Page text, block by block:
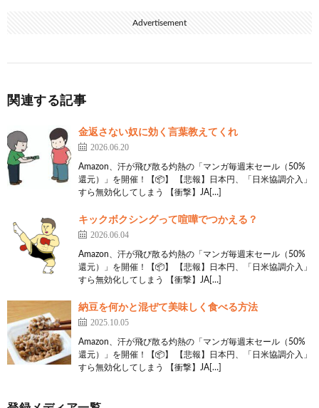
Advertisement
関連する記事
金返さない奴に効く言葉教えてくれ
2026.06.20
Amazon、汗が飛び散る灼熱の「マンガ毎週末セール（50%
還元）」を開催！【📦】 【悲報】日本円、「日米協調介入」
すら無効化してしまう 【衝撃】JA[…]
キックボクシングって喧嘩でつかえる？
2026.06.04
Amazon、汗が飛び散る灼熱の「マンガ毎週末セール（50%
還元）」を開催！【📦】 【悲報】日本円、「日米協調介入」
すら無効化してしまう 【衝撃】JA[…]
納豆を何かと混ぜて美味しく食べる方法
2025.10.05
Amazon、汗が飛び散る灼熱の「マンガ毎週末セール（50%
還元）」を開催！【📦】 【悲報】日本円、「日米協調介入」
すら無効化してしまう 【衝撃】JA[…]